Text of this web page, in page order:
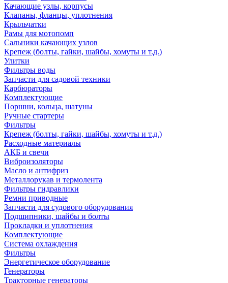
Качающие узлы, корпусы
Клапаны, фланцы, уплотнения
Крыльчатки
Рамы для мотопомп
Сальники качающих узлов
Крепеж (болты, гайки, шайбы, хомуты и т.д.)
Улитки
Фильтры воды
Запчасти для садовой техники
Карбюраторы
Комплектующие
Поршни, кольца, шатуны
Ручные стартеры
Фильтры
Крепеж (болты, гайки, шайбы, хомуты и т.д.)
Расходные материалы
АКБ и свечи
Виброизоляторы
Масло и антифриз
Металлорукав и термолента
Фильтры гидравлики
Ремни приводные
Запчасти для судового оборудования
Подшипники, шайбы и болты
Прокладки и уплотнения
Комплектующие
Система охлаждения
Фильтры
Энергетическое оборудование
Генераторы
Тракторные генераторы